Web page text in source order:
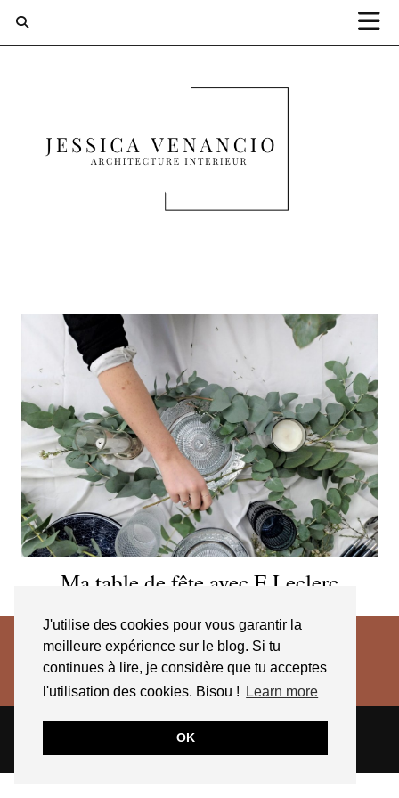
J'utilise des cookies pour vous garantir la
meilleure expérience sur le blog. Si tu
continues à lire, je considère que tu acceptes
l'utilisation des cookies. Bisou !
Learn more
OK
Ma table de fête avec E.Leclerc
THEME CREATED BYpipdig